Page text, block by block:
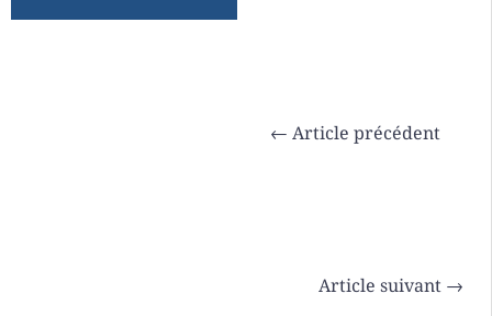
← Article précédent
Article suivant →